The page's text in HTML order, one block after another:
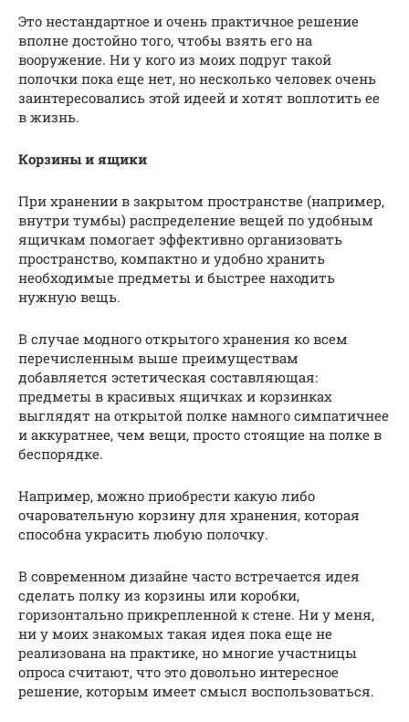
Это нестандартное и очень практичное решение
вполне достойно того, чтобы взять его на
вооружение. Ни у кого из моих подруг такой
полочки пока еще нет, но несколько человек очень
заинтересовались этой идеей и хотят воплотить ее
в жизнь.
Корзины и ящики
При хранении в закрытом пространстве (например,
внутри тумбы) распределение вещей по удобным
ящичкам помогает эффективно организовать
пространство, компактно и удобно хранить
необходимые предметы и быстрее находить
нужную вещь.
В случае модного открытого хранения ко всем
перечисленным выше преимуществам
добавляется эстетическая составляющая:
предметы в красивых ящичках и корзинках
выглядят на открытой полке намного симпатичнее
и аккуратнее, чем вещи, просто стоящие на полке в
беспорядке.
Например, можно приобрести какую либо
очаровательную корзину для хранения, которая
способна украсить любую полочку.
В современном дизайне часто встречается идея
сделать полку из корзины или коробки,
горизонтально прикрепленной к стене. Ни у меня,
ни у моих знакомых такая идея пока еще не
реализована на практике, но многие участницы
опроса считают, что это довольно интересное
решение, которым имеет смысл воспользоваться.